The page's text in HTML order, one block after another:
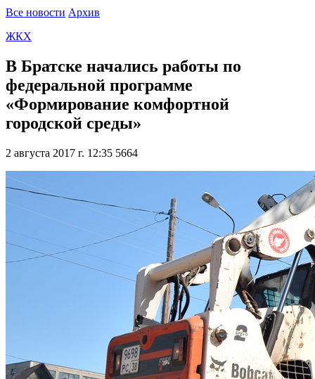
Все новости Архив
ЖКХ
В Братске начались работы по
федеральной программе
«Формирование комфортной
городской среды»
2 августа 2017 г. 12:35 5664